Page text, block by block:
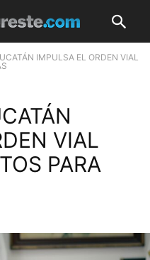
IMPULSA EL ORDEN VIAL
VIAL
PARA